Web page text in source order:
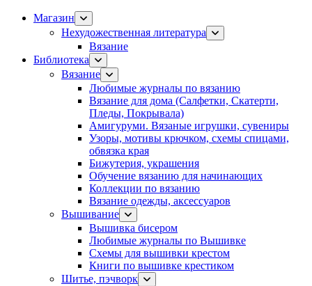
Магазин
Нехудожественная литература
Вязание
Библиотека
Вязание
Любимые журналы по вязанию
Вязание для дома (Салфетки, Скатерти,
Пледы, Покрывала)
Амигуруми. Вязаные игрушки, сувениры
Узоры, мотивы крючком, схемы спицами,
обвязка края
Бижутерия, украшения
Обучение вязанию для начинающих
Коллекции по вязанию
Вязание одежды, аксессуаров
Вышивание
Вышивка бисером
Любимые журналы по Вышивке
Схемы для вышивки крестом
Книги по вышивке крестиком
Шитье, пэчворк